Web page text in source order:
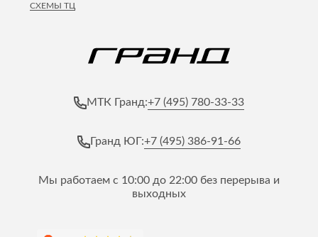
СХЕМЫ ТЦ
МТК Гранд:+7 (495) 780-33-33
Гранд ЮГ:+7 (495) 386-91-66
Мы работаем с 10:00 до 22:00 без перерыва и
выходных